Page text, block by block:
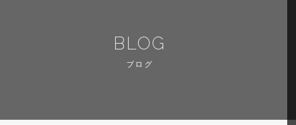
BLOG
ブログ